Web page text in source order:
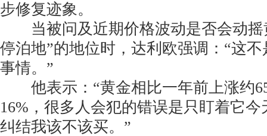
步修复迹象。
当被问及近期价格波动是否会动摇
停泊地”的地位时，达利欧强调：“这
事情。”
他表示：“黄金相比一年前上涨约
16%，很多人会犯的错误是只盯着它
纠结我该不该买。”